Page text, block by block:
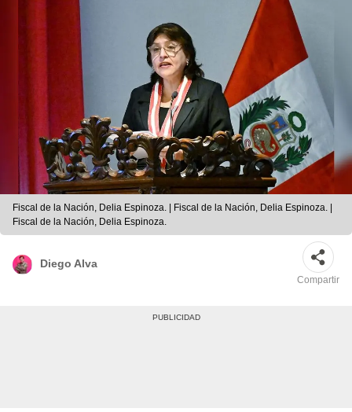
Fiscal de la Nación, Delia Espinoza. | Fiscal de la Nación, Delia Espinoza. |
Fiscal de la Nación, Delia Espinoza.
Diego Alva
Compartir